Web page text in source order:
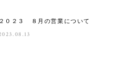
２０２３ ８月の営業について